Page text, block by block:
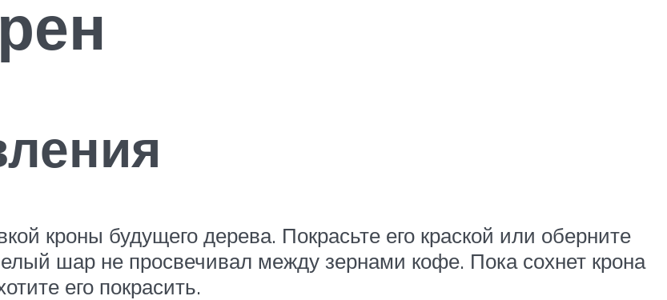
кроны будущего дерева. Покрасьте его краской или оберните
шар не просвечивал между зернами кофе. Пока сохнет крона
его покрасить.